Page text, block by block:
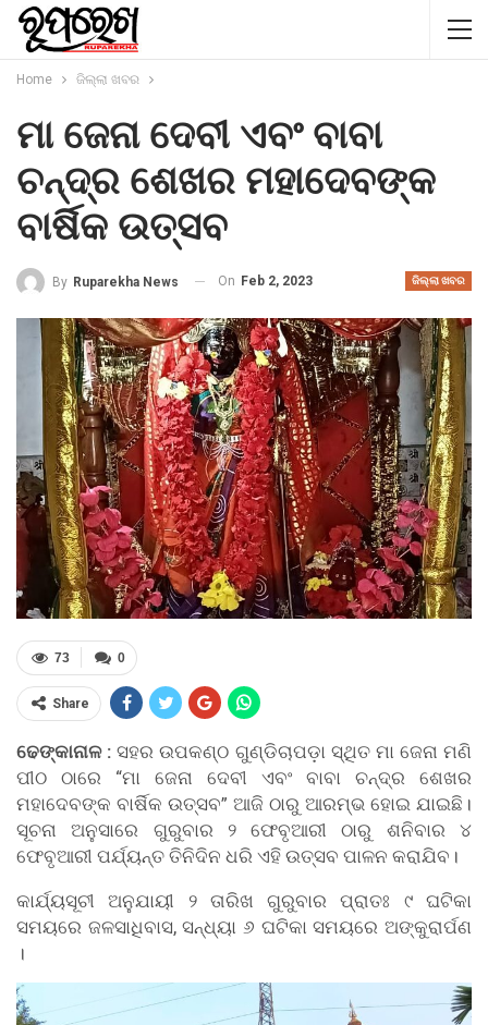
Home ଜିଲ୍ଲା ଖବର
ମା ଜେନା ଦେବୀ ଏବଂ ବାବା
ଚନ୍ଦ୍ର ଶେଖର ମହାଦେବଙ୍କ
ବାର୍ଷିକ ଉତ୍ସବ
ଜିଲ୍ଲା ଖବର
By Ruparekha News On Feb 2, 2023
0
73
Share
ଢେଙ୍କାନାଳ : ସହର ଉପକଣ୍ଠ ଗୁଣ୍ଡିଚାପଡ଼ା ସ୍ଥିତ ମା ଜେନା ମଣି
ପୀଠ ଠାରେ “ମା ଜେନା ଦେବୀ ଏବଂ ବାବା ଚନ୍ଦ୍ର ଶେଖର
ମହାଦେବଙ୍କ ବାର୍ଷିକ ଉତ୍ସବ” ଆଜି ଠାରୁ ଆରମ୍ଭ ହୋଇ ଯାଇଛି।
ସୂଚନା ଅନୁସାରେ ଗୁରୁବାର ୨ ଫେବୃଆରୀ ଠାରୁ ଶନିବାର ୪
ଫେବୃଆରୀ ପର୍ଯ୍ୟନ୍ତ ତିନିଦିନ ଧରି ଏହି ଉତ୍ସବ ପାଳନ କରାଯିବ।
କାର୍ଯ୍ୟସୂଚୀ ଅନୁଯାୟୀ ୨ ତାରିଖ ଗୁରୁବାର ପ୍ରାତଃ ୯ ଘଟିକା
ସମୟରେ ଜଳସାଧିବାସ, ସନ୍ଧ୍ୟା ୬ ଘଟିକା ସମୟରେ ଅଙ୍କୁରାର୍ପଣ
।